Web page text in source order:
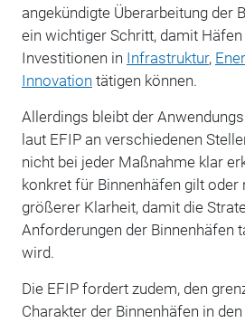
angekündigte Überarbeitung der
ein wichtiger Schritt, damit
Investitionen in Infrastruktur,
Innovation tätigen können.
Allerdings bleibt der
laut EFIP an verschiedenen
nicht bei jeder Maßnahme klar
konkret für Binnenhäfen gilt oder
größerer Klarheit, damit die
Anforderungen der Binnenhäfen
wird.
Die EFIP fordert zudem, den
Charakter der Binnenhäfen in den